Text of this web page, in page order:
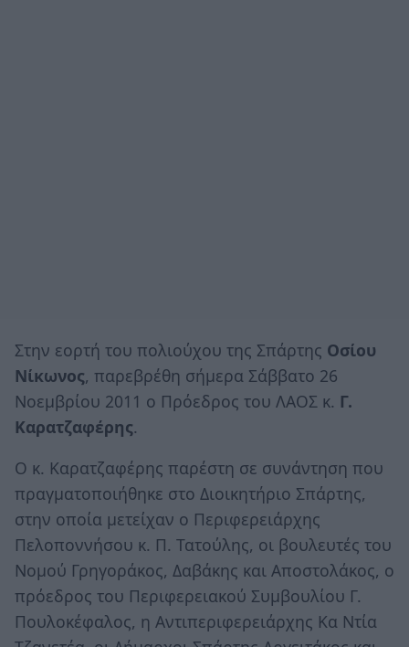
Στην εορτή του πολιούχου της Σπάρτης Οσίου
Νίκωνος, παρεβρέθη σήμερα Σάββατο 26
Νοεμβρίου 2011 ο Πρόεδρος του ΛΑΟΣ κ. Γ.
Καρατζαφέρης.
Ο κ. Καρατζαφέρης παρέστη σε συνάντηση που
πραγματοποιήθηκε στο Διοικητήριο Σπάρτης,
στην οποία μετείχαν ο Περιφερειάρχης
Πελοποννήσου κ. Π. Τατούλης, οι βουλευτές του
Νομού Γρηγοράκος, Δαβάκης και Αποστολάκος, ο
πρόεδρος του Περιφερειακού Συμβουλίου Γ.
Πουλοκέφαλος, η Αντιπεριφερειάρχης Κα Ντία